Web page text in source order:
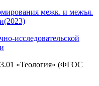
межк. и межъя.
исследовательской
«Теология» (ФГОС